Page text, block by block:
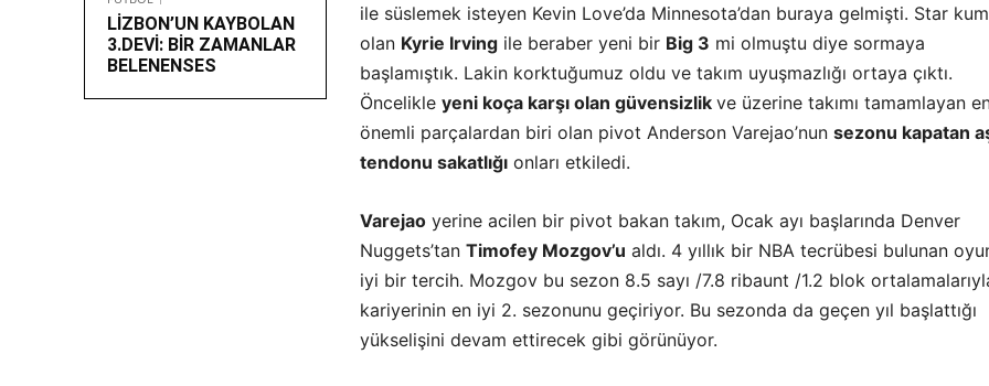
LİZBON’UN KAYBOLAN
3.DEVİ: BİR ZAMANLAR
BELENENSES
ile süslemek isteyen Kevin Love’da Minnesota’dan buraya gelmişti. Star
olan Kyrie Irving ile beraber yeni bir Big 3 mi olmuştu diye sormaya
başlamıştık. Lakin korktuğumuz oldu ve takım uyuşmazlığı ortaya çıktı.
Öncelikle yeni koça karşı olan güvensizlik ve üzerine takımı tamamlayan
önemli parçalardan biri olan pivot Anderson Varejao’nun sezonu kapatan
tendonu sakatlığı onları etkiledi.
Varejao yerine acilen bir pivot bakan takım, Ocak ayı başlarında Denver
Nuggets’tan Timofey Mozgov’u aldı. 4 yıllık bir NBA tecrübesi bulunan
iyi bir tercih. Mozgov bu sezon 8.5 sayı /7.8 ribaunt /1.2 blok
kariyerinin en iyi 2. sezonunu geçiriyor. Bu sezonda da geçen yıl başlattığı
yükselişini devam ettirecek gibi görünüyor.